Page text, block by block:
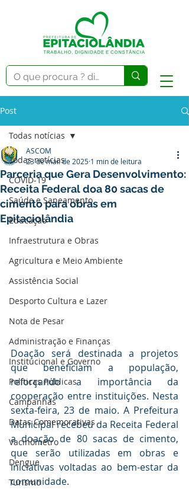
Post
Todas notícias
COVID-19
Saúde e Saneamento
Educação
Infraestrutura e Obras
Agricultura e Meio Ambiente
Assistência Social
Desporto Cultura e Lazer
Nota de Pesar
Administração e Finanças
Institucional e Governo
Políticas Públicas
Campanhas
Datas Comemorativas
Vacinômetro
Dengue
Turismo
Todas notícias
Parceria que Gera Desenvolvimento:
Receita Federal doa 80 sacas de
cimento para obras em
Epitaciolândia
ASCOM
23 de mai. de 2025 1 min de leitura
Doação será destinada a projetos
que beneficiam a população,
reforçando a importância da
cooperação entre instituições. Nesta
sexta-feira, 23 de maio. A Prefeitura
Municipal recebeu da Receita Federal
a doação de 80 sacas de cimento,
que serão utilizadas em obras e
iniciativas voltadas ao bem-estar da
comunidade.